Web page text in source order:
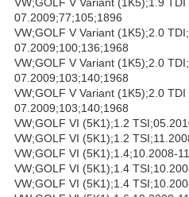
07.2009;77;105;1896
VW;GOLF V Variant (1K5);2.0
07.2009;100;136;1968
VW;GOLF V Variant (1K5);2.0
07.2009;103;140;1968
VW;GOLF V Variant (1K5);2.0 TDI
07.2009;103;140;1968
VW;GOLF VI (5K1);1.2
VW;GOLF VI (5K1);1.2
VW;GOLF VI (5K1);1.4;10.2008-
VW;GOLF VI (5K1);1.4
VW;GOLF VI (5K1);1.4